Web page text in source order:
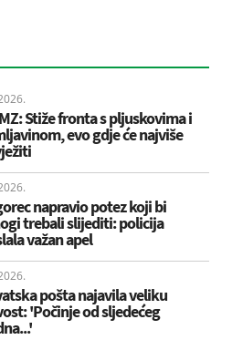
Stiže fronta s pljuskovima i
evo gdje će najviše
napravio potez koji bi
trebali slijediti: policija
važan apel
pošta najavila veliku
'Počinje od sljedećeg